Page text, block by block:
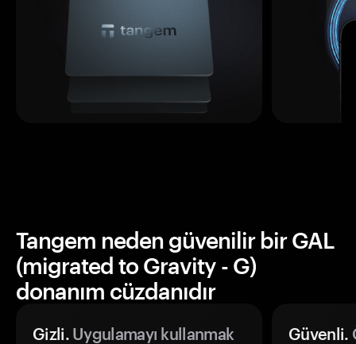
Tangem neden güvenilir bir GAL
(migrated to Gravity - G)
donanım cüzdanıdır
Gizli.Uygulamayı kullanmak
Güvenli.